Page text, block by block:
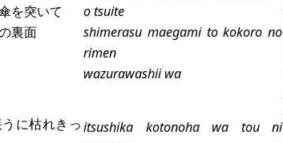
を突いて
裏面
o tsuite
shimerasu maegami to kokoro no
rimen
wazurawashii wa
に枯れきっitsushika kotonoha wa tou ni